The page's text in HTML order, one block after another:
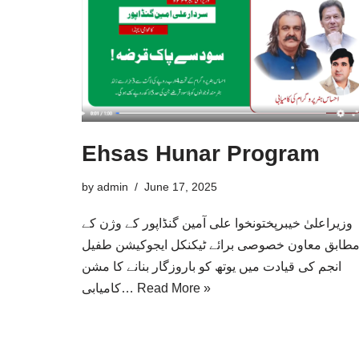
Ehsas Hunar Program
by admin June 17, 2025
وزیراعلیٰ خیبرپختونخوا علی آمین گنڈاپور کے وژن کے
مطابق معاون خصوصی برائے ٹیکنکل ایجوکیشن طفیل
انجم کی قیادت میں یوتھ کو باروزگار بنانے کا مشن
کامیابی… Read More »